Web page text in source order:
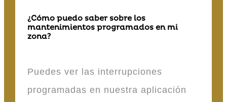
¿Cómo puedo saber sobre los
mantenimientos programados en mi
zona?
Puedes ver las interrupciones
programadas en nuestra aplicación